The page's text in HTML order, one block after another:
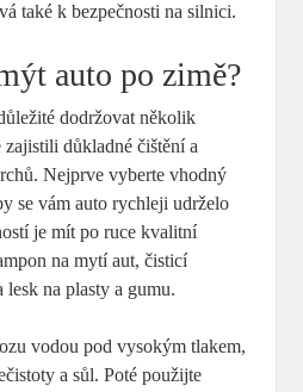
také k bezpečnosti na silnici.
auto po zimě?
dodržovat několik
důkladné čištění a
Nejprve vyberte vhodný
se vám auto rychleji udrželo
je mít po ruce kvalitní
na mytí aut, čisticí
na plasty a gumu.
vodou pod vysokým tlakem,
a sůl. Poté použijte